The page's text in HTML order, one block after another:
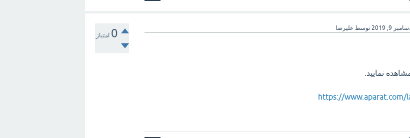
0 امتیاز
9, 2019 توسط علیرضا
نمایید.
https://www.aparat.com/